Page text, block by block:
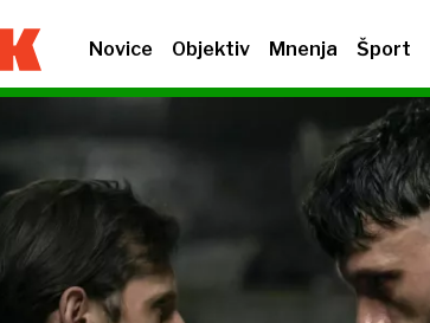
Novice Objektiv Mnenja Šport